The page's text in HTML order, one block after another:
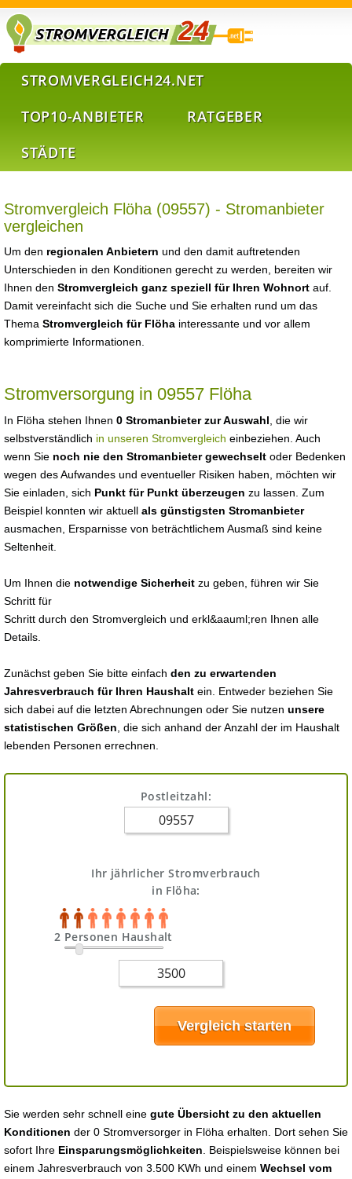
STROMVERGLEICH24.NET
TOP10-ANBIETER
RATGEBER
STÄDTE
Stromvergleich Flöha (09557) - Stromanbieter
vergleichen
Um den regionalen Anbietern und den damit auftretenden
Unterschieden in den Konditionen gerecht zu werden, bereiten wir
Ihnen den Stromvergleich ganz speziell für Ihren Wohnort auf.
Damit vereinfacht sich die Suche und Sie erhalten rund um das
Thema Stromvergleich für Flöha interessante und vor allem
komprimierte Informationen.
Stromversorgung in 09557 Flöha
In Flöha stehen Ihnen 0 Stromanbieter zur Auswahl , die wir
selbstverständlich in unseren Stromvergleich einbeziehen. Auch
wenn Sie noch nie den Stromanbieter gewechselt oder Bedenken
wegen des Aufwandes und eventueller Risiken haben, möchten wir
Sie einladen, sich Punkt für Punkt überzeugen zu lassen. Zum
Beispiel konnten wir aktuell als günstigsten Stromanbieter
ausmachen, Ersparnisse von beträchtlichem Ausmaß sind keine
Seltenheit.
Um Ihnen die notwendige Sicherheit zu geben, führen wir Sie
Schritt für
Schritt durch den Stromvergleich und erkl&aauml;ren Ihnen alle
Details.
Zunächst geben Sie bitte einfach den zu erwartenden
Jahresverbrauch für Ihren Haushalt ein. Entweder beziehen Sie
sich dabei auf die letzten Abrechnungen oder Sie nutzen unsere
statistischen Größen , die sich anhand der Anzahl der im Haushalt
lebenden Personen errechnen.
Postleitzahl:
Ihr jährlicher Stromverbrauch
in Flöha:
2 Personen Haushalt
Sie werden sehr schnell eine gute Übersicht zu den aktuellen
Konditionen der 0 Stromversorger in Flöha erhalten. Dort sehen Sie
sofort Ihre Einsparungsmöglichkeiten . Beispielsweise können bei
einem Jahresverbrauch von 3.500 KWh und einem Wechsel vom